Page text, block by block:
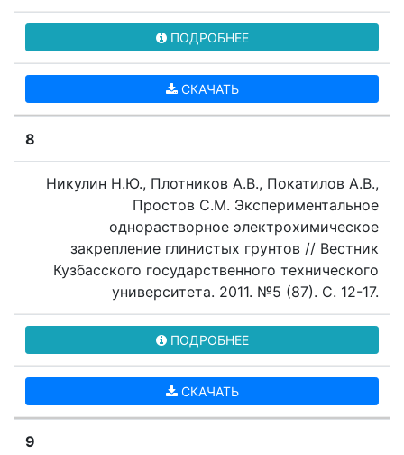
ПОДРОБНЕЕ
СКАЧАТЬ
8
Никулин Н.Ю., Плотников А.В., Покатилов А.В.,
Простов С.М. Экспериментальное
однорастворное электрохимическое
закрепление глинистых грунтов // Вестник
Кузбасского государственного технического
университета. 2011. №5 (87). C. 12-17.
ПОДРОБНЕЕ
СКАЧАТЬ
9